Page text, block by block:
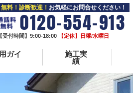
料！診断歓迎！ お気軽にお問合せください！
0120-554-913
【受付時間】9:00-18:00 【定休】日曜/水曜日
ガイ
施工実
績